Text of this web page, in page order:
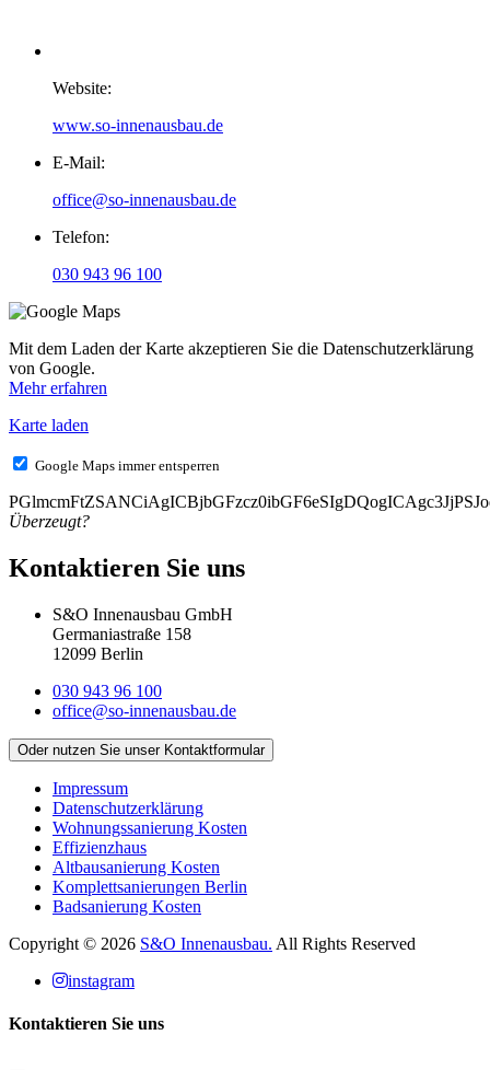
Website:
www.so-innenausbau.de
E-Mail:
office@so-innenausbau.de
Telefon:
030 943 96 100
Mit dem Laden der Karte akzeptieren Sie die Datenschutzerklärung
von Google.
Mehr erfahren
Karte laden
Google Maps immer entsperren
Überzeugt?
Kontaktieren Sie uns
S&O Innenausbau GmbH
Germaniastraße 158
12099 Berlin
030 943 96 100
office@so-innenausbau.de
Oder nutzen Sie unser Kontaktformular
Impressum
Datenschutz­erklärung
Wohnungssanierung Kosten
Effizienzhaus
Altbausanierung Kosten
Komplettsanierungen Berlin
Badsanierung Kosten
Copyright © 2026 S&O Innenausbau. All Rights Reserved
instagram
Kontaktieren Sie uns